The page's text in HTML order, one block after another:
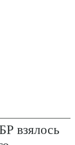
взялось